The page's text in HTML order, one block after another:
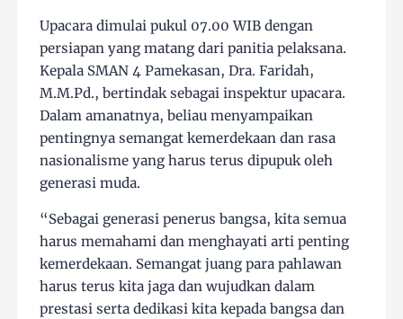
Upacara dimulai pukul 07.00 WIB dengan
persiapan yang matang dari panitia pelaksana.
Kepala SMAN 4 Pamekasan, Dra. Faridah,
M.M.Pd., bertindak sebagai inspektur upacara.
Dalam amanatnya, beliau menyampaikan
pentingnya semangat kemerdekaan dan rasa
nasionalisme yang harus terus dipupuk oleh
generasi muda.
“Sebagai generasi penerus bangsa, kita semua
harus memahami dan menghayati arti penting
kemerdekaan. Semangat juang para pahlawan
harus terus kita jaga dan wujudkan dalam
prestasi serta dedikasi kita kepada bangsa dan